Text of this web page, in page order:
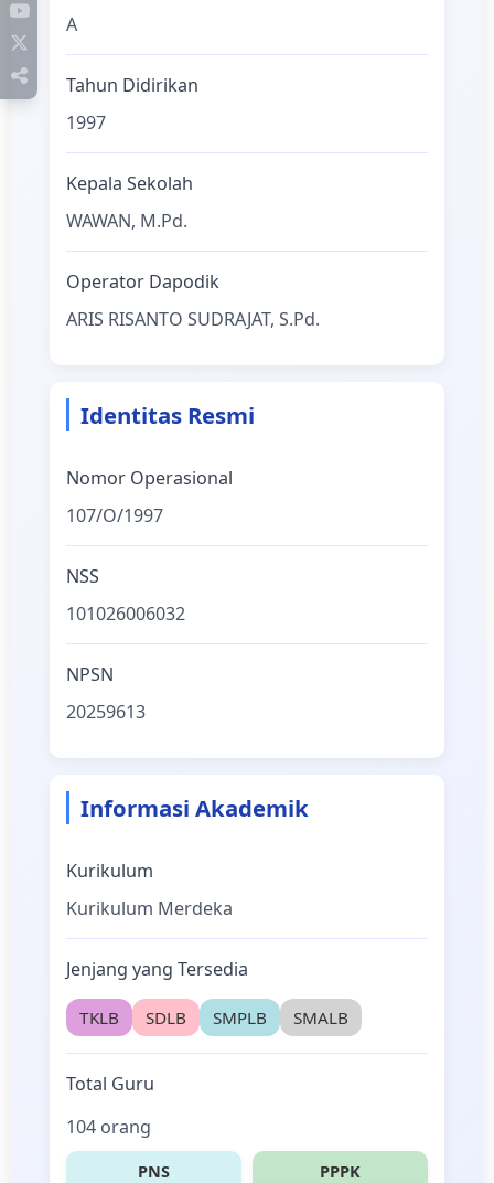
A
Tahun Didirikan
1997
Kepala Sekolah
WAWAN, M.Pd.
Operator Dapodik
ARIS RISANTO SUDRAJAT, S.Pd.
Identitas Resmi
Nomor Operasional
107/O/1997
NSS
101026006032
NPSN
20259613
Informasi Akademik
Kurikulum
Kurikulum Merdeka
Jenjang yang Tersedia
TKLB SDLB SMPLB SMALB
Total Guru
104 orang
PNS PPPK